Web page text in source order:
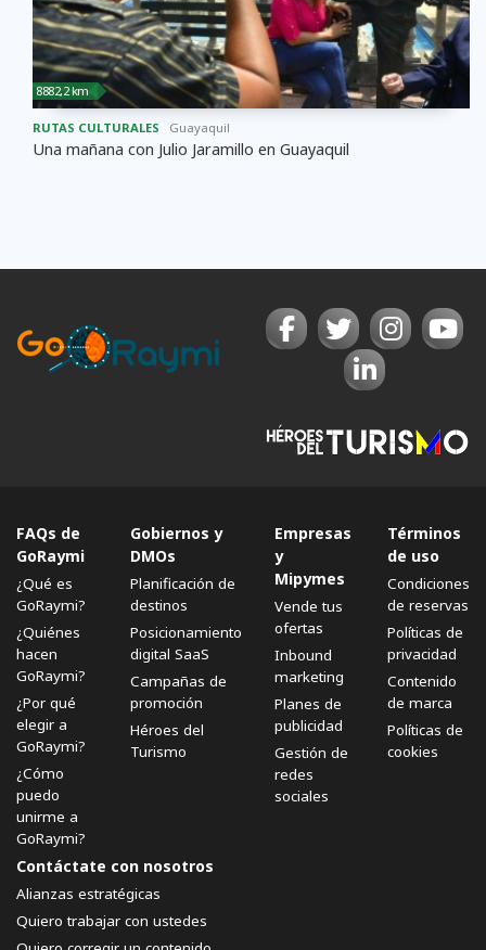
8882,2 km
RUTAS CULTURALES Guayaquil
Una mañana con Julio Jaramillo en Guayaquil
FAQs de
GoRaymi
¿Qué es
GoRaymi?
¿Quiénes
hacen
GoRaymi?
¿Por qué
elegir a
GoRaymi?
¿Cómo
puedo
unirme a
GoRaymi?
Gobiernos y
DMOs
Planificación de
destinos
Posicionamiento
digital SaaS
Campañas de
promoción
Héroes del
Turismo
Empresas
y
Mipymes
Vende tus
ofertas
Inbound
marketing
Planes de
publicidad
Gestión de
redes
sociales
Términos
de uso
Condiciones
de reservas
Políticas de
privacidad
Contenido
de marca
Políticas de
cookies
Contáctate con nosotros
Alianzas estratégicas
Quiero trabajar con ustedes